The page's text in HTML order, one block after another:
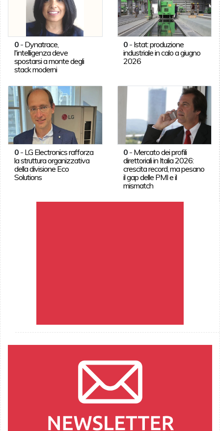
0- Dynatrace,
l'intelligenza deve
spostarsi a monte degli
stack moderni
0 - Istat: produzione
industriale in calo a giugno
2026
0- LG Electronics rafforza
la struttura organizzativa
della divisione Eco
Solutions
0 - Mercato dei profili
direttoriali in Italia 2026:
crescita record, ma pesano
il gap delle PMI e il
mismatch